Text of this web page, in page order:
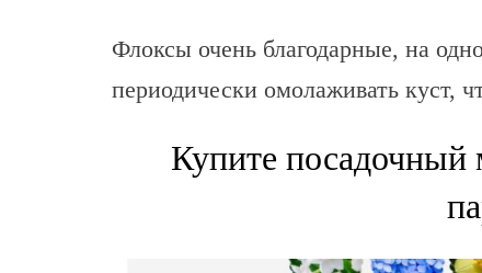
Флоксы очень благодарные, на
периодически омолаживать куст,
Купите посадочный